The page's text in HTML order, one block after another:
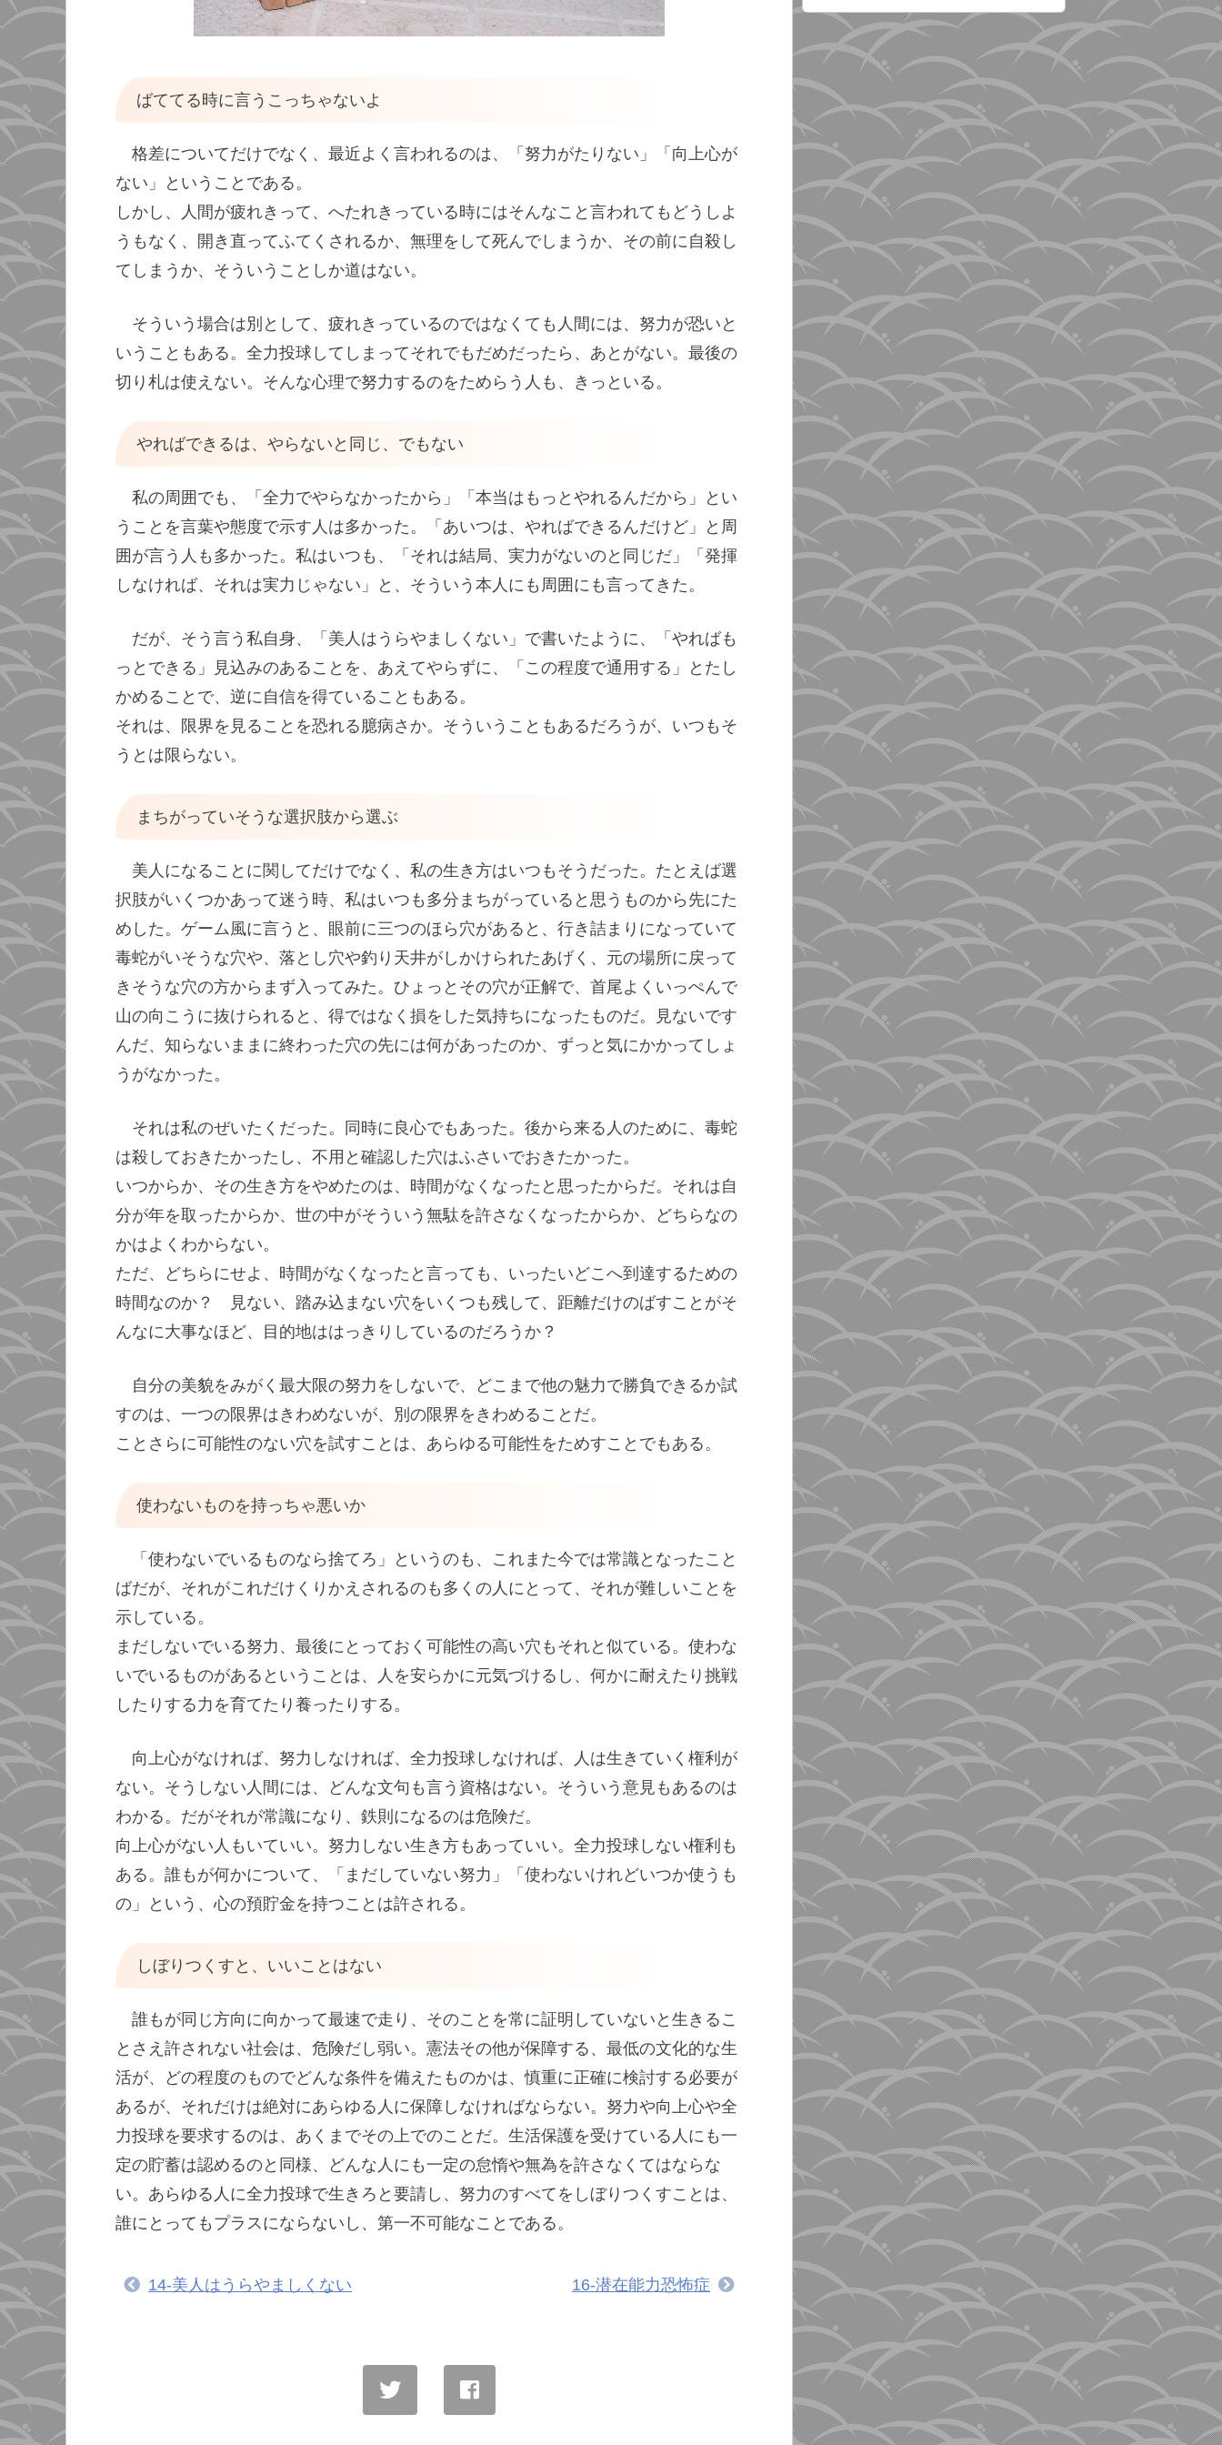
ばててる時に言うこっちゃないよ
格差についてだけでなく、最近よく言われるのは、「努力がたりない」「向上心が
ない」ということである。
しかし、人間が疲れきって、へたれきっている時にはそんなこと言われてもどうしよ
うもなく、開き直ってふてくされるか、無理をして死んでしまうか、その前に自殺し
てしまうか、そういうことしか道はない。
そういう場合は別として、疲れきっているのではなくても人間には、努力が恐いと
いうこともある。全力投球してしまってそれでもだめだったら、あとがない。最後の
切り札は使えない。そんな心理で努力するのをためらう人も、きっといる。
やればできるは、やらないと同じ、でもない
私の周囲でも、「全力でやらなかったから」「本当はもっとやれるんだから」とい
うことを言葉や態度で示す人は多かった。「あいつは、やればできるんだけど」と周
囲が言う人も多かった。私はいつも、「それは結局、実力がないのと同じだ」「発揮
しなければ、それは実力じゃない」と、そういう本人にも周囲にも言ってきた。
だが、そう言う私自身、「美人はうらやましくない」で書いたように、「やればも
っとできる」見込みのあることを、あえてやらずに、「この程度で通用する」とたし
かめることで、逆に自信を得ていることもある。
それは、限界を見ることを恐れる臆病さか。そういうこともあるだろうが、いつもそ
うとは限らない。
まちがっていそうな選択肢から選ぶ
美人になることに関してだけでなく、私の生き方はいつもそうだった。たとえば選
択肢がいくつかあって迷う時、私はいつも多分まちがっていると思うものから先にた
めした。ゲーム風に言うと、眼前に三つのほら穴があると、行き詰まりになっていて
毒蛇がいそうな穴や、落とし穴や釣り天井がしかけられたあげく、元の場所に戻って
きそうな穴の方からまず入ってみた。ひょっとその穴が正解で、首尾よくいっぺんで
山の向こうに抜けられると、得ではなく損をした気持ちになったものだ。見ないです
んだ、知らないままに終わった穴の先には何があったのか、ずっと気にかかってしょ
うがなかった。
それは私のぜいたくだった。同時に良心でもあった。後から来る人のために、毒蛇
は殺しておきたかったし、不用と確認した穴はふさいでおきたかった。
いつからか、その生き方をやめたのは、時間がなくなったと思ったからだ。それは自
分が年を取ったからか、世の中がそういう無駄を許さなくなったからか、どちらなの
かはよくわからない。
ただ、どちらにせよ、時間がなくなったと言っても、いったいどこへ到達するための
時間なのか？ 見ない、踏み込まない穴をいくつも残して、距離だけのばすことがそ
んなに大事なほど、目的地ははっきりしているのだろうか？
自分の美貌をみがく最大限の努力をしないで、どこまで他の魅力で勝負できるか試
すのは、一つの限界はきわめないが、別の限界をきわめることだ。
ことさらに可能性のない穴を試すことは、あらゆる可能性をためすことでもある。
使わないものを持っちゃ悪いか
「使わないでいるものなら捨てろ」というのも、これまた今では常識となったこと
ばだが、それがこれだけくりかえされるのも多くの人にとって、それが難しいことを
示している。
まだしないでいる努力、最後にとっておく可能性の高い穴もそれと似ている。使わな
いでいるものがあるということは、人を安らかに元気づけるし、何かに耐えたり挑戦
したりする力を育てたり養ったりする。
向上心がなければ、努力しなければ、全力投球しなければ、人は生きていく権利が
ない。そうしない人間には、どんな文句も言う資格はない。そういう意見もあるのは
わかる。だがそれが常識になり、鉄則になるのは危険だ。
向上心がない人もいていい。努力しない生き方もあっていい。全力投球しない権利も
ある。誰もが何かについて、「まだしていない努力」「使わないけれどいつか使うも
の」という、心の預貯金を持つことは許される。
しぼりつくすと、いいことはない
誰もが同じ方向に向かって最速で走り、そのことを常に証明していないと生きるこ
とさえ許されない社会は、危険だし弱い。憲法その他が保障する、最低の文化的な生
活が、どの程度のものでどんな条件を備えたものかは、慎重に正確に検討する必要が
あるが、それだけは絶対にあらゆる人に保障しなければならない。努力や向上心や全
力投球を要求するのは、あくまでその上でのことだ。生活保護を受けている人にも一
定の貯蓄は認めるのと同様、どんな人にも一定の怠惰や無為を許さなくてはならな
い。あらゆる人に全力投球で生きろと要請し、努力のすべてをしぼりつくすことは、
誰にとってもプラスにならないし、第一不可能なことである。
14-美人はうらやましくない 16-潜在能力恐怖症